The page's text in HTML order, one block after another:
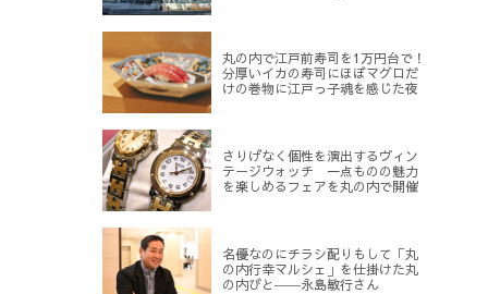
丸の内で江戸前寿司を1万円台で！
分厚いイカの寿司にほぼマグロだ
けの巻物に江戸っ子魂を感じた夜
さりげなく個性を演出するヴィン
テージウォッチ 一点ものの魅力
を楽しめるフェアを丸の内で開催
名優なのにチラシ配りもして「丸
の内行幸マルシェ」を仕掛けた丸
の内びと――永島敏行さん